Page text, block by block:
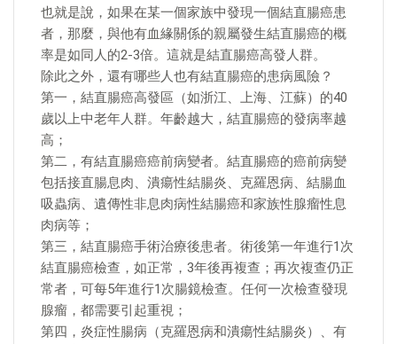
也就是說，如果在某一個家族中發現一個結直腸癌患
者，那麼，與他有血緣關係的親屬發生結直腸癌的概
率是如同人的2-3倍。這就是結直腸癌高發人群。
除此之外，還有哪些人也有結直腸癌的患病風險？
第一，結直腸癌高發區（如浙江、上海、江蘇）的40
歲以上中老年人群。年齡越大，結直腸癌的發病率越
高；
第二，有結直腸癌癌前病變者。結直腸癌的癌前病變
包括接直腸息肉、潰瘍性結腸炎、克羅恩病、結腸血
吸蟲病、遺傳性非息肉病性結腸癌和家族性腺瘤性息
肉病等；
第三，結直腸癌手術治療後患者。術後第一年進行1次
結直腸癌檢查，如正常，3年後再複查；再次複查仍正
常者，可每5年進行1次腸鏡檢查。任何一次檢查發現
腺瘤，都需要引起重視；
第四，炎症性腸病（克羅恩病和潰瘍性結腸炎）、有